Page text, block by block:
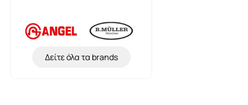
Δείτε όλα τα brands